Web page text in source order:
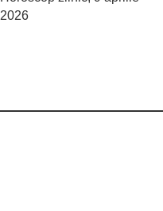
2026